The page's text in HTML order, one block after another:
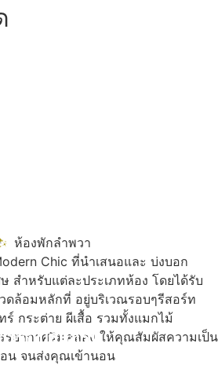
ห้องพักลำพวา
Chic ที่นำเสนอและ บ่งบอก
สำหรับแต่ละประเภทห้อง โดยได้รับ
ดล้อมหลักที่ อยู่บริเวณรอบๆรีสอร์ท
กระต่าย ผีเสื้อ รวมทั้งแมกไม้
ยากาศริมคลอง ให้คุณสัมผัสความเป็น
น จนส่งคุณเข้านอน
วรอบรีสอร์ท